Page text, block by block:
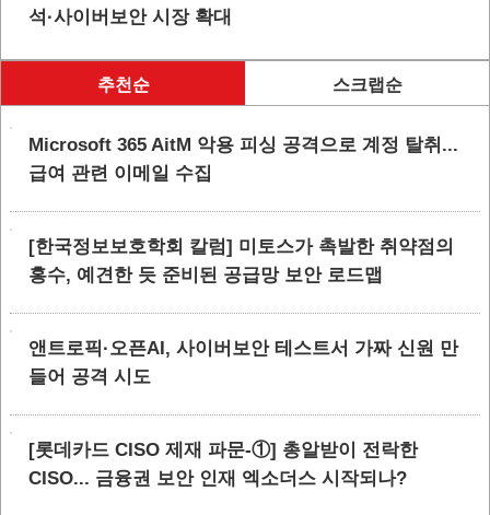
석·사이버보안 시장 확대
추천순 스크랩순
Microsoft 365 AitM 악용 피싱 공격으로 계정 탈취...
급여 관련 이메일 수집
[한국정보보호학회 칼럼] 미토스가 촉발한 취약점의
홍수, 예견한 듯 준비된 공급망 보안 로드맵
앤트로픽·오픈AI, 사이버보안 테스트서 가짜 신원 만
들어 공격 시도
[롯데카드 CISO 제재 파문-①] 총알받이 전락한
CISO... 금융권 보안 인재 엑소더스 시작되나?